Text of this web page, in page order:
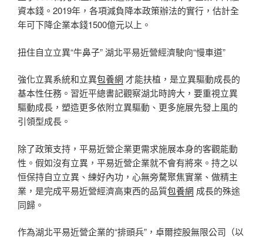
資本錢。2019年，各項減負降本政策辦法的實行，估計全
年可下降企業本錢1500億元以上。
扭住自立立異“牛鼻子” 湖北平易近營經濟駛向“慢車道”
強化立異系統和立異包養網 才能扶植，是立異驅動成長的
基本性任務。習近平總書記觀察湖北時誇大，要重視立異
驅動成長，塑造更多依附立異驅動、更多施展先發上風的
引領型成長。
除了政策支持，平易近營企業更需求施展本身的客觀能動
性。假如沒有立異，平易近營企業就不會有將來。持之以
恒保持自立立異、練好內功，心無旁騖聚焦實業、做精主
業，是完成平易近營經濟高東西的品質包養網 成長的殊途
同歸。
作為湖北平易近營企業的“排頭兵”，卓爾控股無限公司（以